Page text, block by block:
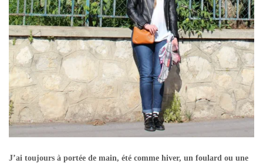
J’ai toujours à portée de main, été comme hiver, un foulard ou une